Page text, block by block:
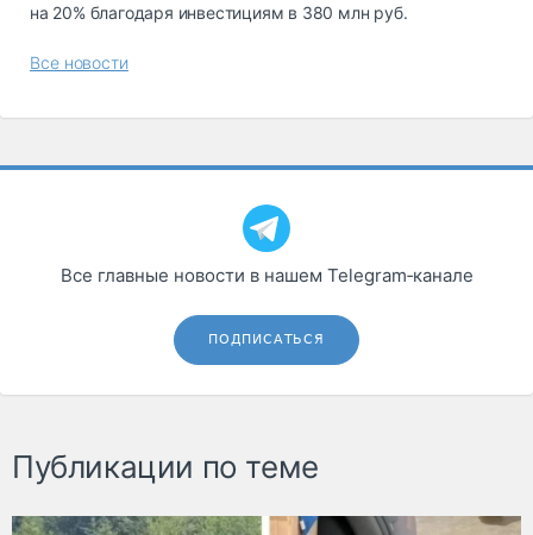
на 20% благодаря инвестициям в 380 млн руб.
Все новости
Все главные новости в нашем Telegram‑канале
ПОДПИСАТЬСЯ
Публикации по теме